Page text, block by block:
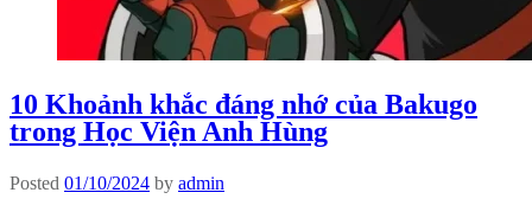
10 Khoảnh khắc đáng nhớ của Bakugo
trong Học Viện Anh Hùng
Posted 01/10/2024 by admin